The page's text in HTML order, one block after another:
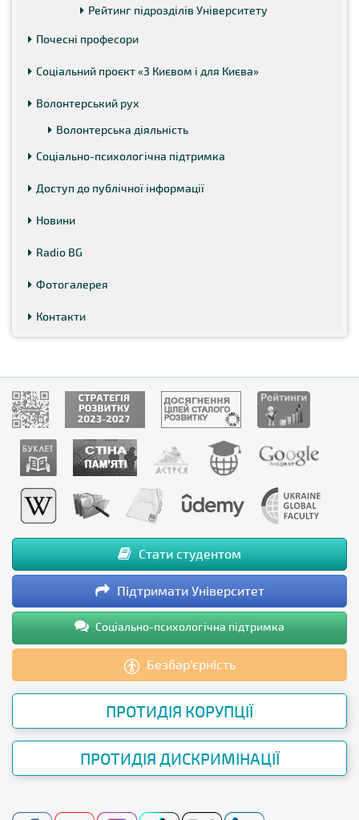
Рейтинг підрозділів Університету
Почесні професори
Соціальний проєкт «З Києвом і для Києва»
Волонтерський рух
Волонтерська діяльність
Соціально-психологічна підтримка
Доступ до публічної інформації
Новини
Radio BG
Фотогалерея
Контакти
Стати студентом
Підтримати Університет
Соціально-психологічна підтримка
Безбар’єрність
ПРОТИДІЯ КОРУПЦІЇ
ПРОТИДІЯ ДИСКРИМІНАЦІЇ